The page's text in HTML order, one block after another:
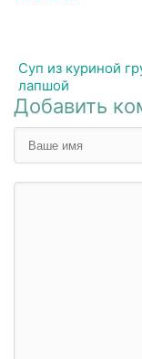
Суп из куриной
лапшой
Добавить